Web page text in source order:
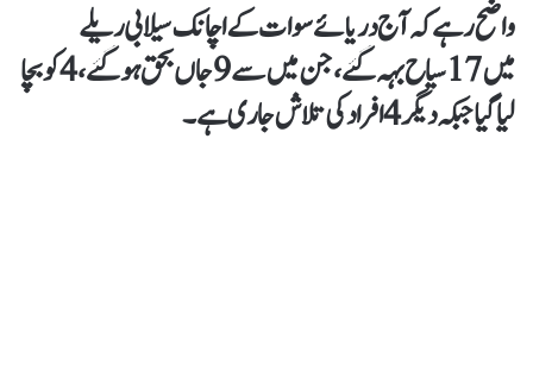
واضح رہے کہ آج دریائے سوات کے اچانک سیلابی ریلے
میں 17 سیاح بہہ گئے، جن میں سے 9 جاں بحق ہو گئے، 4 کو بچا
لیا گیا جبکہ دیگر 4 افراد کی تلاش جاری ہے۔